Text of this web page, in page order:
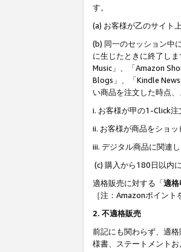
す。
(a) お客様が乙のサイト
(b) 同一のセッション中
に生じたときに終了し
Music」、「Amazon
Blogs」、「Kindle
い商品を注文した時点
i. お客様が甲の1-Click注
ii. お客様が商品をショ
iii. デジタル商品に関連
(c) 購入から180日以内
適格販売に対する「適格
［注：Amazonポイン
2. 不適格販売
前記にも関わらず、適
様書、ステートメント